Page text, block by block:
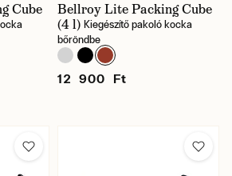
Cube
Bellroy Lite Packing Cube
(4 l) Kiegészítő pakoló kocka
bőröndbe
12 900 Ft